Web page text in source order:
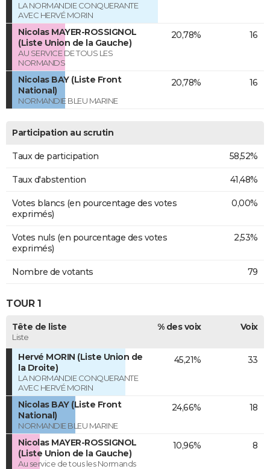
LA NORMANDIE CONQUERANTE
AVEC HERVÉ MORIN
Nicolas MAYER-ROSSIGNOL
(Liste Union de la Gauche)
AU SERVICE DE TOUS LES
NORMANDS
20,78% 16
Nicolas BAY (Liste Front
National)
NORMANDIE BLEU MARINE
20,78% 16
Participation au scrutin
Taux de participation 58,52%
Taux d'abstention 41,48%
Votes blancs (en pourcentage des votes
exprimés)
0,00%
Votes nuls (en pourcentage des votes
exprimés)
2,53%
Nombre de votants 79
TOUR 1
Tête de liste
Liste
% des voix Voix
Hervé MORIN (Liste Union de
la Droite)
LA NORMANDIE CONQUERANTE
AVEC HERVÉ MORIN
45,21% 33
Nicolas BAY (Liste Front
National)
NORMANDIE BLEU MARINE
24,66% 18
Nicolas MAYER-ROSSIGNOL
(Liste Union de la Gauche)
Au service de tous les Normands
10,96% 8